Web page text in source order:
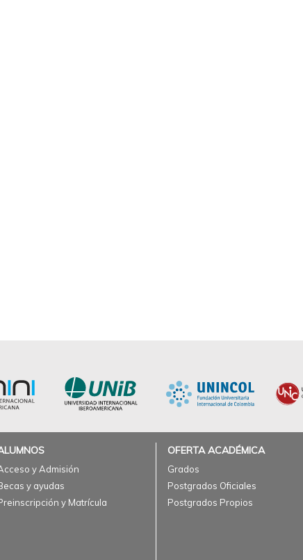
y Admisión
y ayudas
y Matrícula
OFERTA ACADÉMICA
Grados
Postgrados Oficiales
Postgrados Propios